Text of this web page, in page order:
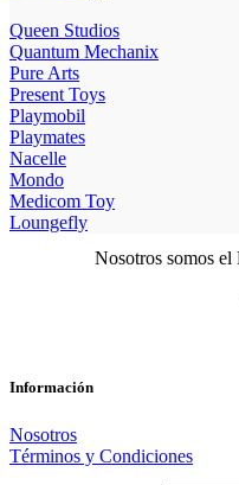
Queen Studios
Quantum Mechanix
Pure Arts
Present Toys
Playmobil
Playmates
Nacelle
Mondo
Medicom Toy
Loungefly
Nosotros somos
Información
Nosotros
Términos y Condiciones